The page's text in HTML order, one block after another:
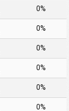
0%
0%
0%
0%
0%
0%